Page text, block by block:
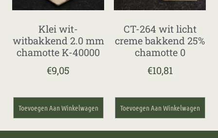
Klei wit-
witbakkend 2.0 mm
chamotte K-40000
€9,05
Toevoegen Aan Winkelwagen
CT-264 wit licht
creme bakkend 25%
chamotte 0
€10,81
Toevoegen Aan Winkelwagen